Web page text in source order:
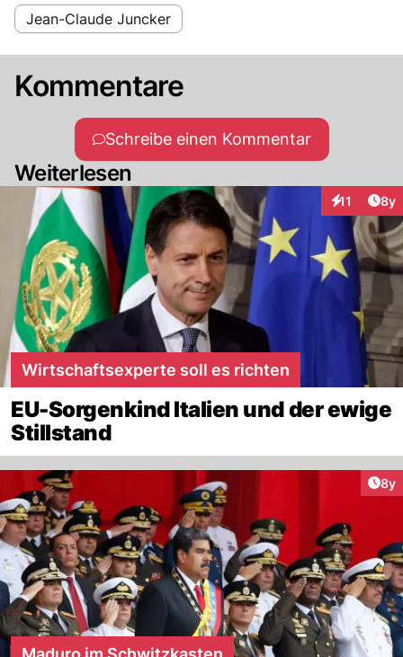
Jean-Claude Juncker
Kommentare
Schreibe einen Kommentar
Weiterlesen
11 8y
Wirtschaftsexperte soll es richten
EU-Sorgenkind Italien und der ewige
Stillstand
8y